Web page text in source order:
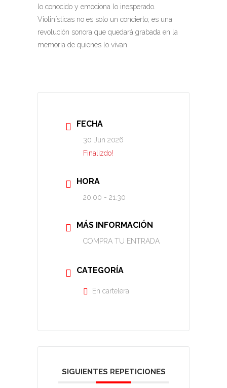
lo conocido y emociona lo inesperado.
Violinísticas no es solo un concierto; es una
revolución sonora que quedará grabada en la
memoria de quienes lo vivan.
FECHA
30 Jun 2026
Finalizdo!
HORA
20:00 - 21:30
MÁS INFORMACIÓN
COMPRA TU ENTRADA
CATEGORÍA
En cartelera
SIGUIENTES REPETICIONES